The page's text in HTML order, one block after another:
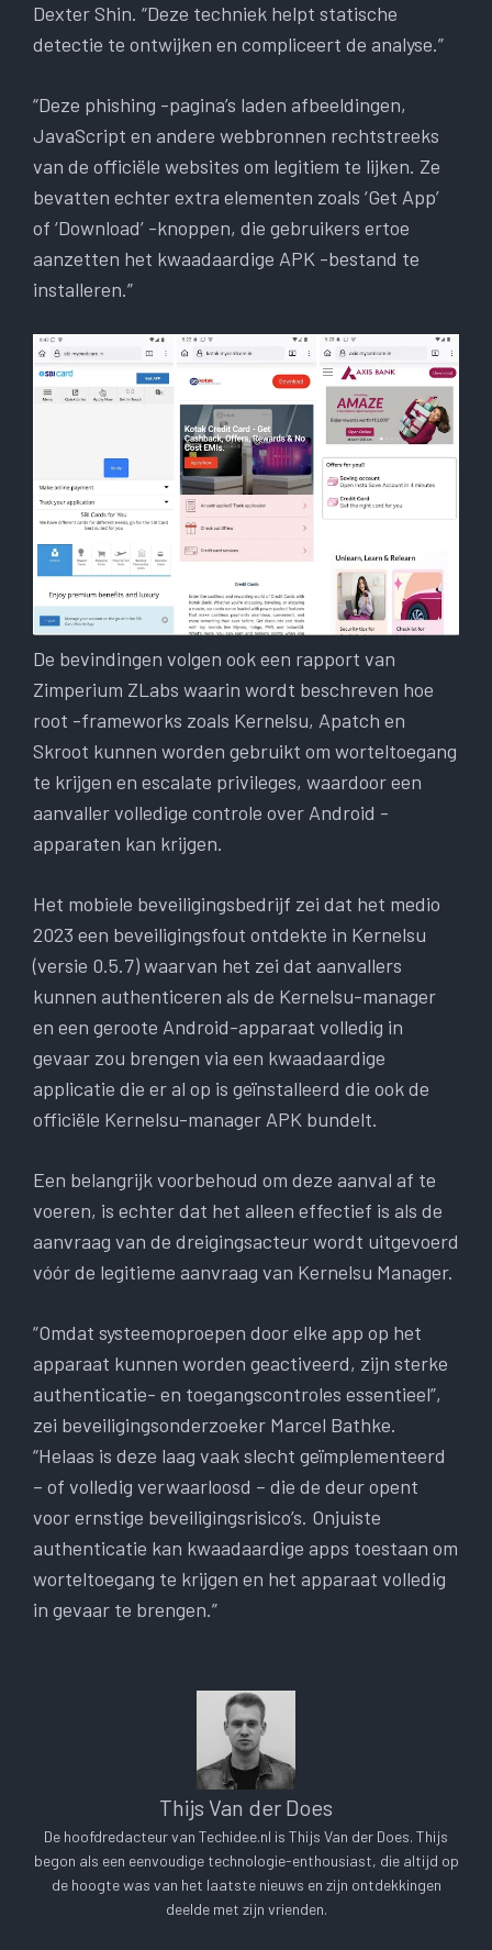
Dexter Shin. “Deze techniek helpt statische
detectie te ontwijken en compliceert de analyse.”
“Deze phishing -pagina’s laden afbeeldingen,
JavaScript en andere webbronnen rechtstreeks
van de officiële websites om legitiem te lijken. Ze
bevatten echter extra elementen zoals ‘Get App’
of ‘Download’ -knoppen, die gebruikers ertoe
aanzetten het kwaadaardige APK -bestand te
installeren.”
De bevindingen volgen ook een rapport van
Zimperium ZLabs waarin wordt beschreven hoe
root -frameworks zoals Kernelsu, Apatch en
Skroot kunnen worden gebruikt om worteltoegang
te krijgen en escalate privileges, waardoor een
aanvaller volledige controle over Android -
apparaten kan krijgen.
Het mobiele beveiligingsbedrijf zei dat het medio
2023 een beveiligingsfout ontdekte in Kernelsu
(versie 0.5.7) waarvan het zei dat aanvallers
kunnen authenticeren als de Kernelsu-manager
en een geroote Android-apparaat volledig in
gevaar zou brengen via een kwaadaardige
applicatie die er al op is geïnstalleerd die ook de
officiële Kernelsu-manager APK bundelt.
Een belangrijk voorbehoud om deze aanval af te
voeren, is echter dat het alleen effectief is als de
aanvraag van de dreigingsacteur wordt uitgevoerd
vóór de legitieme aanvraag van Kernelsu Manager.
“Omdat systeemoproepen door elke app op het
apparaat kunnen worden geactiveerd, zijn sterke
authenticatie- en toegangscontroles essentieel”,
zei beveiligingsonderzoeker Marcel Bathke.
“Helaas is deze laag vaak slecht geïmplementeerd
– of volledig verwaarloosd – die de deur opent
voor ernstige beveiligingsrisico’s. Onjuiste
authenticatie kan kwaadaardige apps toestaan om
worteltoegang te krijgen en het apparaat volledig
in gevaar te brengen.”
Thijs Van der Does
De hoofdredacteur van Techidee.nl is Thijs Van der Does. Thijs
begon als een eenvoudige technologie-enthousiast, die altijd op
de hoogte was van het laatste nieuws en zijn ontdekkingen
deelde met zijn vrienden.